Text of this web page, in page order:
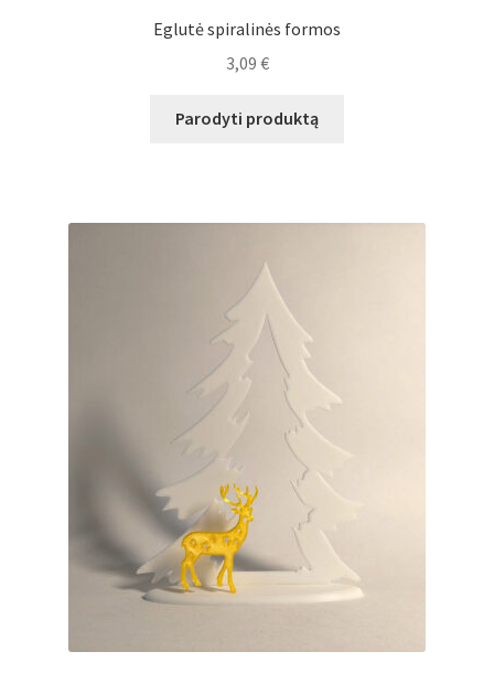
Eglutė spiralinės formos
3,09 €
Parodyti produktą